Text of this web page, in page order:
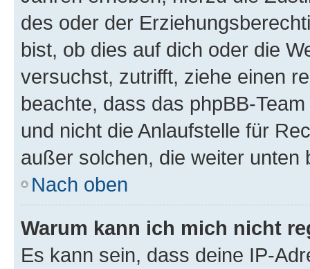
des oder der
bist, ob dies auf dich oder die
versuchst, zutrifft, ziehe einen
beachte, dass das phpBB-
und nicht die Anlaufstelle für
außer solchen, die weiter unten
Nach oben
Warum kann ich mich nicht
Es kann sein, dass deine IP-